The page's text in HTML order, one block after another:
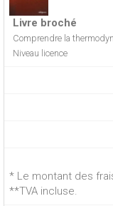
Livre broché
Comprendre la
Niveau licence
* Le montant des
**TVA incluse.